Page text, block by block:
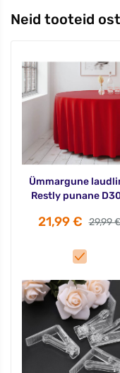
Neid tooteid
Ümmargune
Restly punane
21,99 € 29,99